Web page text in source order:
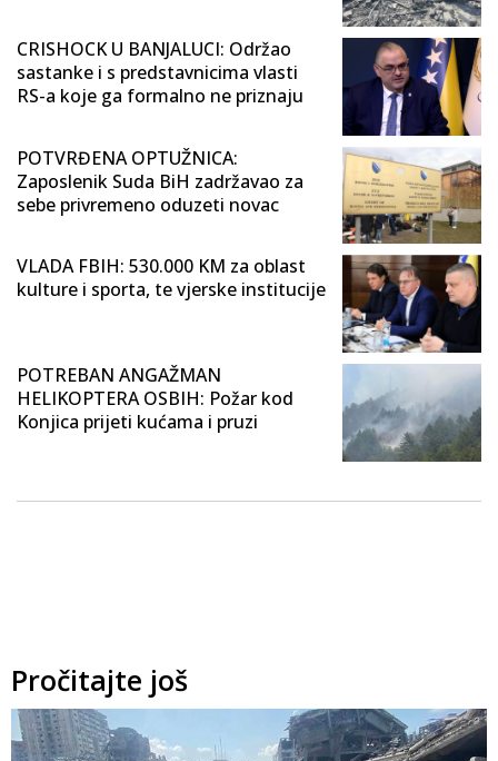
CRISHOCK U BANJALUCI: Održao
sastanke i s predstavnicima vlasti
RS-a koje ga formalno ne priznaju
POTVRĐENA OPTUŽNICA:
Zaposlenik Suda BiH zadržavao za
sebe privremeno oduzeti novac
VLADA FBIH: 530.000 KM za oblast
kulture i sporta, te vjerske institucije
POTREBAN ANGAŽMAN
HELIKOPTERA OSBIH: Požar kod
Konjica prijeti kućama i pruzi
Pročitajte još